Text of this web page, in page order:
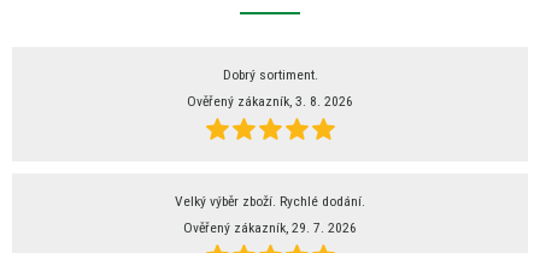
Dobrý sortiment.
Ověřený zákazník, 3. 8. 2026
Velký výběr zboží. Rychlé dodání.
Ověřený zákazník, 29. 7. 2026